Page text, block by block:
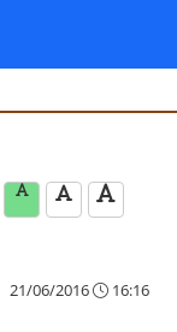
21/06/2016 16:16